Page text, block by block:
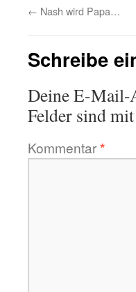
← Nash wird Papa…
Schreibe
Deine E-Mail-
Felder sind mit
Kommentar*